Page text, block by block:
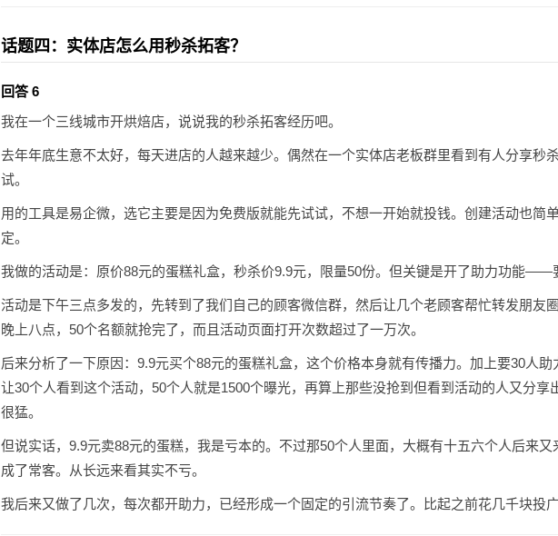
话题四：实体店怎么用秒杀拓客？
回答 6
我在一个三线城市开烘焙店，说说我的秒杀拓客经历吧。
去年年底生意不太好，每天进店的人越来越少。偶然在一个实体店老板群里看到有人分享秒
试。
用的工具是易企微，选它主要是因为免费版就能先试试，不想一开始就投钱。创建活动也简
定。
我做的活动是：原价88元的蛋糕礼盒，秒杀价9.9元，限量50份。但关键是开了助力功能——
活动是下午三点多发的，先转到了我们自己的顾客微信群，然后让几个老顾客帮忙转发朋友
晚上八点，50个名额就抢完了，而且活动页面打开次数超过了一万次。
后来分析了一下原因：9.9元买个88元的蛋糕礼盒，这个价格本身就有传播力。加上要30人
让30个人看到这个活动，50个人就是1500个曝光，再算上那些没抢到但看到活动的人又分
很猛。
但说实话，9.9元卖88元的蛋糕，我是亏本的。不过那50个人里面，大概有十五六个人后来
成了常客。从长远来看其实不亏。
我后来又做了几次，每次都开助力，已经形成一个固定的引流节奏了。比起之前花几千块投